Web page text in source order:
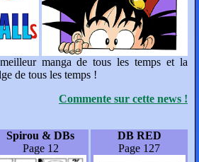
manga de tous les temps et la
de tous les temps !
Commente sur cette news !
Spirou & DBs
Page 12
DB RED
Page 127